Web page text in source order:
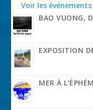
Voir les
BAO VUONG,
EXPOSITION
MER À